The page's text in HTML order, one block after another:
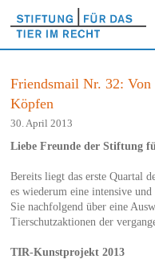
Friendsmail Nr. 32:
Köpfen
30. April 2013
Liebe Freunde der Stiftung
Bereits liegt das erste Quartal
es wiederum eine intensive
Sie nachfolgend über eine
Tierschutzaktionen der
TIR-Kunstprojekt 2013